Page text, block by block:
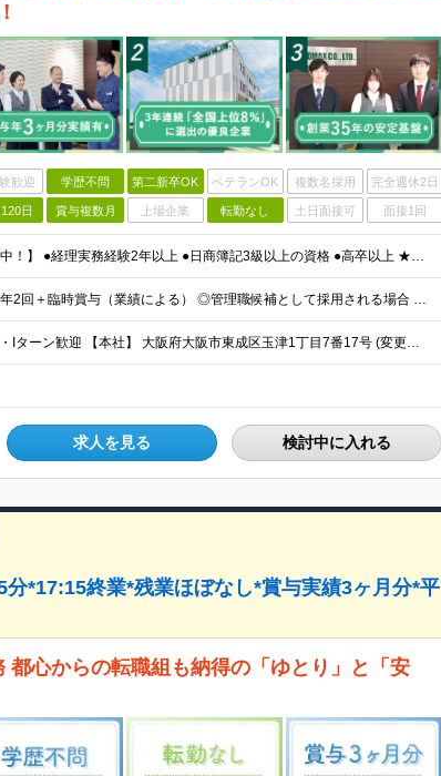
歓迎 学歴不問 第二新卒OK ベテランOK 複数名採用 完全週休2日
日 賞与複数月 上場企業 転勤なし 土日面接可 面接1回
【30代〜50代の社員も活躍中！】 ●経理実務経験2年以上 ●日商簿記3級以上の資格 ●高卒以上 ★ルーティンワークだけでなく、会社の成長を一緒に楽しめる方 ★バックオフィス全般に幅広く対応できる柔
月給23万円～30万円＋賞与年2回＋臨時賞与（業績による） ◎管理職候補として採用される場合 月給35万円～50万円＋賞与年2回＋臨時賞与（業績による） ※経験・能力を考慮の上、決定いたします。
★大阪募集 ★転勤なし ★U・Iターン歓迎 【本社】 大阪府大阪市東成区玉津1丁目7番17号 (変更の範囲)上記を除く当社関連勤務地
求人を見る 検討中に入れる
*17:15終業*残業ほぼなし*賞与実績3ヶ月分*平
心からの転職組も納得の「ゆとり」と「安